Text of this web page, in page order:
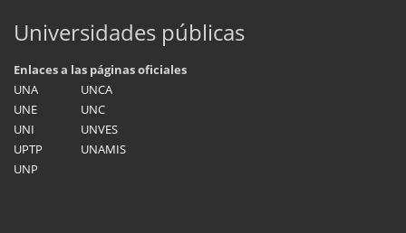
Universidades públicas
Enlaces a las páginas oficiales
UNA
UNCA
UNE
UNC
UNI
UNVES
UPTP
UNAMIS
UNP